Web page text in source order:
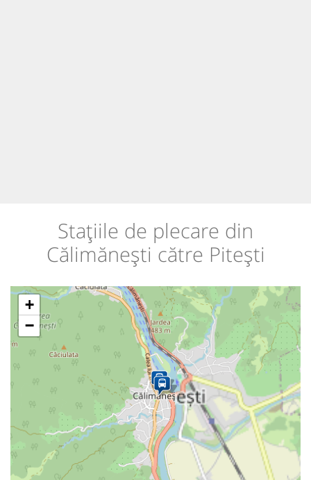
Stațiile de plecare din
Călimănești către Pitești
+
−